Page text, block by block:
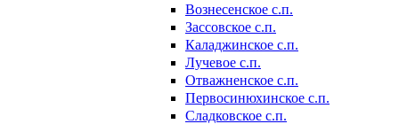
Вознесенское с.п.
Зассовское с.п.
Каладжинское с.п.
Лучевое с.п.
Отважненское с.п.
Первосинюхинское с.п.
Сладковское с.п.